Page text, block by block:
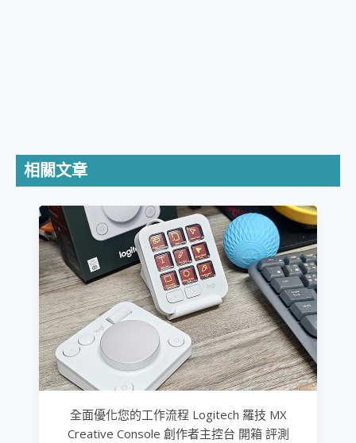
相關文章
全面優化您的工作流程 Logitech 羅技 MX
Creative Console 創作者主控台 開箱 評測